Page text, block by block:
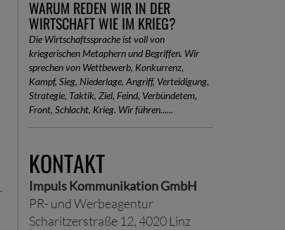
WARUM REDEN WIR IN DER
WIRTSCHAFT WIE IM KRIEG?
Die Wirtschaftssprache ist voll von
kriegerischen Metaphern und Begriffen. Wir
sprechen von Wettbewerb, Konkurrenz,
Kampf, Sieg, Niederlage, Angriff, Verteidigung,
Strategie, Taktik, Ziel, Feind, Verbündetem,
Front, Schlacht, Krieg. Wir führen......
KONTAKT
Impuls Kommunikation GmbH
PR- und Werbeagentur
Scharitzerstraße 12, 4020 Linz